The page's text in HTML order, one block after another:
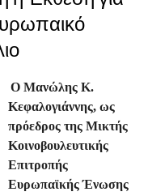
Ο Μανώλης Κ.
Κεφαλογιάννης, ως
πρόεδρος της Μικτής
Κοινοβουλευτικής
Επιτροπής
Ευρωπαϊκής Ένωσης